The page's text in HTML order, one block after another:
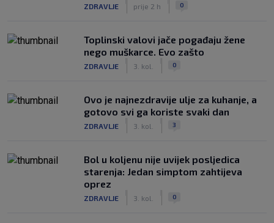
ZDRAVLJE prije 2 h 0
Toplinski valovi jače pogađaju žene
nego muškarce. Evo zašto
ZDRAVLJE 3. kol. 0
Ovo je najnezdravije ulje za kuhanje, a
gotovo svi ga koriste svaki dan
ZDRAVLJE 3. kol. 3
Bol u koljenu nije uvijek posljedica
starenja: Jedan simptom zahtijeva
oprez
ZDRAVLJE 3. kol. 0